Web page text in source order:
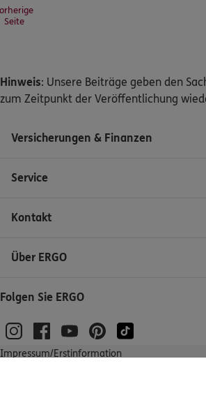
Seite
Hinweis: Unsere Beiträge geben den
zum Zeitpunkt der Veröffentlichung
Versicherungen & Finanzen
Service
Kontakt
Über ERGO
Folgen Sie ERGO
Impressum/Erstinformation